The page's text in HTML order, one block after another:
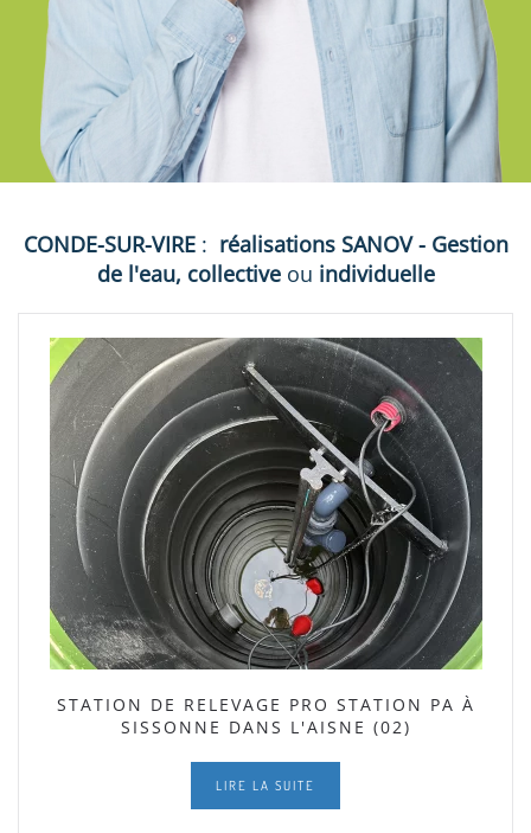
CONDE-SUR-VIRE : réalisations SANOV - Gestion
de l'eau, collective ou individuelle
STATION DE RELEVAGE PRO STATION PA À
SISSONNE DANS L'AISNE (02)
LIRE LA SUITE